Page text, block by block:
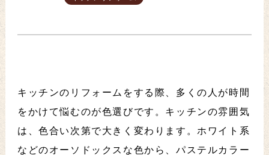
キッチンのリフォームをする際、多くの人が時間
をかけて悩むのが色選びです。キッチンの雰囲気
は、色合い次第で大きく変わります。ホワイト系
などのオーソドックスな色から、パステルカラー